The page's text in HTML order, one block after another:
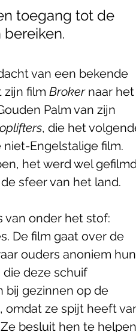
toegang tot de
van een bekende
zijn film Broker naar het
Palm van zijn
, die het
Engelstalige film.
het werd wel
sfeer van het land.
van onder het stof:
De film gaat over de
ouders anoniem hun
deze schuif
bij gezinnen op de
omdat ze spijt heeft
besluit hen te helpen